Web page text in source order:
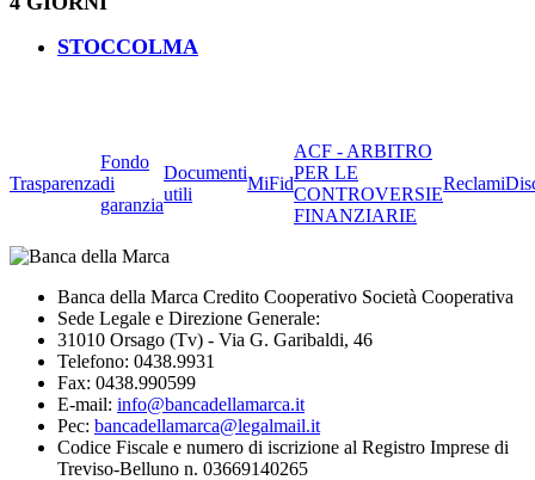
STOCCOLMA
Trasparenza
Fondo
di
garanzia
Documenti
utili
MiFid
ACF - ARBITRO
PER LE
CONTROVERSIE
FINANZIARIE
Reclami
Banca della Marca Credito Cooperativo Società Cooperativa
Sede Legale e Direzione Generale:
31010 Orsago (Tv) - Via G. Garibaldi, 46
Telefono: 0438.9931
Fax: 0438.990599
E-mail: info@bancadellamarca.it
Pec: bancadellamarca@legalmail.it
Codice Fiscale e numero di iscrizione al Registro Imprese di
Treviso-Belluno n. 03669140265